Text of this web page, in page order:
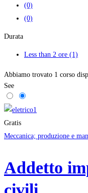
(0)
(0)
Durata
Less than 2 ore (1)
Abbiamo trovato 1 corso
See
Gratis
Meccanica; produzione e
Addetto